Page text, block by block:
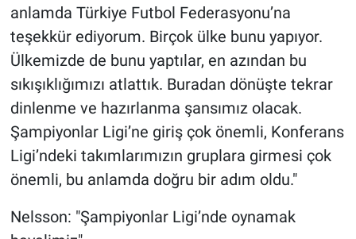
anlamda Türkiye Futbol Federasyonu’na
teşekkür ediyorum. Birçok ülke bunu yapıyor.
Ülkemizde de bunu yaptılar, en azından bu
sıkışıklığımızı atlattık. Buradan dönüşte tekrar
dinlenme ve hazırlanma şansımız olacak.
Şampiyonlar Ligi’ne giriş çok önemli, Konferans
Ligi’ndeki takımlarımızın gruplara girmesi çok
önemli, bu anlamda doğru bir adım oldu."
Nelsson: "Şampiyonlar Ligi’nde oynamak